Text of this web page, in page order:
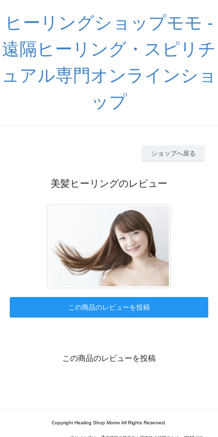
ヒーリングショップモモ -
遠隔ヒーリング・スピリチ
ュアル専門オンラインショ
ップ
ショップへ戻る
美髪ヒーリングのレビュー
この商品のレビューを投稿
この商品のレビューを投稿
Copyright Healing Shop Momo All Rights Reserved.